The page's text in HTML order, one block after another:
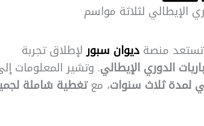
الإيطالي لثلاثة مواسم
منصة ديوان سبورلإطلاق تجربة
الدوري الإيطالي. وتشير المعلومات
لمدة ثلاث سنوات، معتغطية شاملة